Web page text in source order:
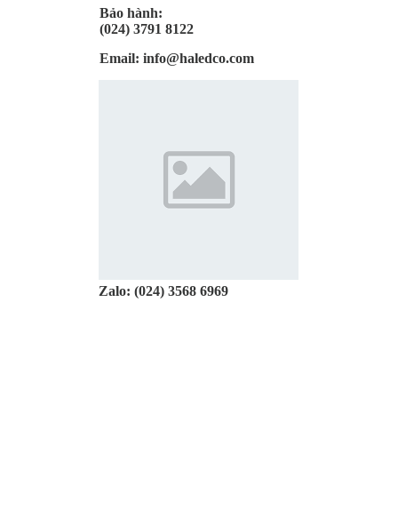
Bảo hành:
(024) 3791 8122
Email: info@haledco.com
Zalo: (024) 3568 6969